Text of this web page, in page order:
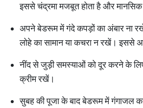
इससे चंद्रमा मजबूत होता है और मानसिक
अपने बेडरूम में गंदे कपड़ों का अंबार ना
लोहे का सामान या कचरा न रखें। इससे
नींद से जुड़ी समस्याओं को दूर करने के
क्रीम रखें।
सुबह की पूजा के बाद बेडरूम में गंगाजल